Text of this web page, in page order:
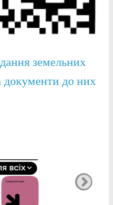
земельних
документи до них